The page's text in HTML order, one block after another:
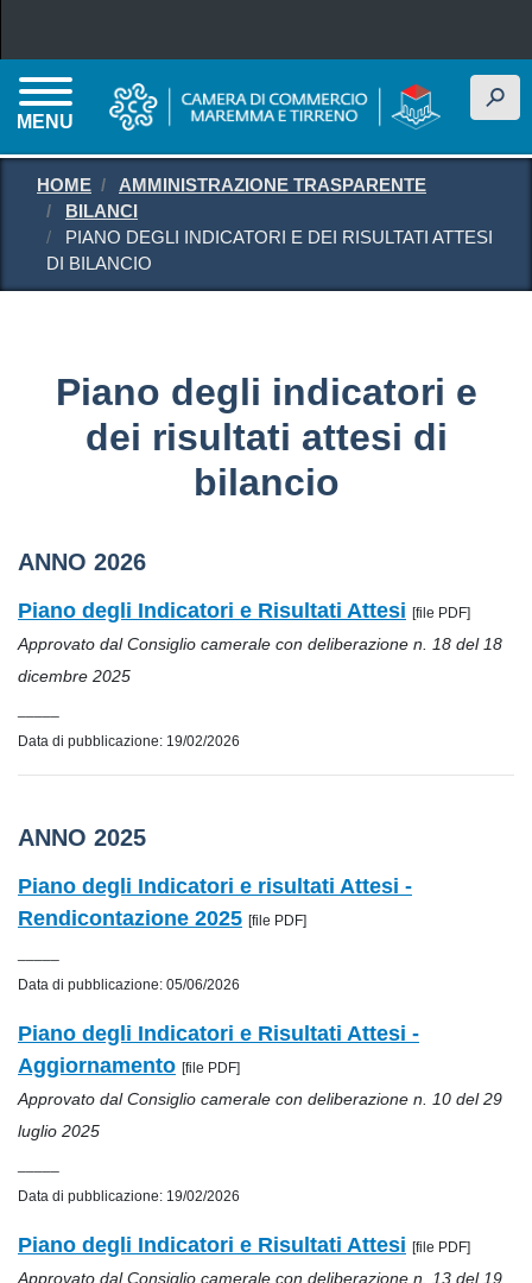
MENU
h
HOME
AMMINISTRAZIONE TRASPARENTE
BILANCI
PIANO DEGLI INDICATORI E DEI RISULTATI ATTESI
DI BILANCIO
Piano degli indicatori e
dei risultati attesi di
bilancio
ANNO 2026
Piano degli Indicatori e Risultati Attesi [file PDF]
Approvato dal Consiglio camerale con deliberazione n. 18 del 18
dicembre 2025
Data di pubblicazione: 19/02/2026
ANNO 2025
Piano degli Indicatori e risultati Attesi -
Rendicontazione 2025 [file PDF]
Data di pubblicazione: 05/06/2026
Piano degli Indicatori e Risultati Attesi -
Aggiornamento [file PDF]
Approvato dal Consiglio camerale con deliberazione n. 10 del 29
luglio 2025
Data di pubblicazione: 19/02/2026
Piano degli Indicatori e Risultati Attesi [file PDF]
Approvato dal Consiglio camerale con deliberazione n. 13 del 19